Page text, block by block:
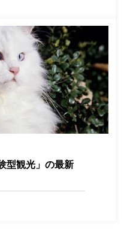
型観光」の最新